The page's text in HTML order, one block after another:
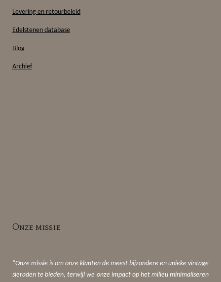
Levering en retourbeleid
Edelstenen database
Blog
Archief
Onze missie
"Onze missie is om onze klanten de meest bijzondere en unieke vintage
sieraden te bieden, terwijl we onze impact op het milieu minimaliseren